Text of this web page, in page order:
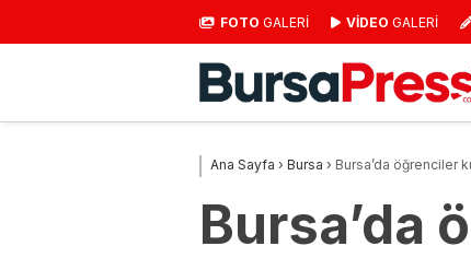
FOTO GALERİ VİDEO GALERİ
Ana Sayfa › Bursa › Bursa’da öğrenciler
Bursa’da